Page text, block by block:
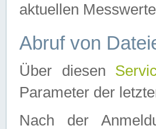
aktuellen
Abruf von
Über diesen
Parameter der
Nach der